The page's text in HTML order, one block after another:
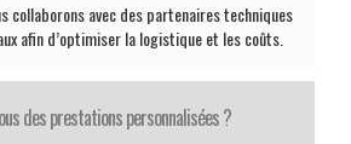
collaborons avec des partenaires techniques
afin d’optimiser la logistique et les coûts.
des prestations personnalisées ?